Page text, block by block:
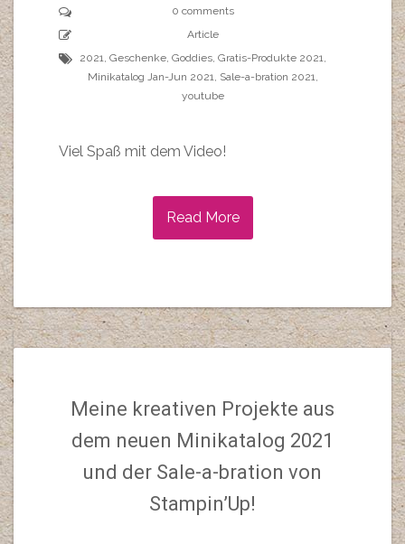
0 comments
Article
2021 Geschenke, Goddies, Gratis-Produkte 2021
Minikatalog Jan-Jun 2021
Sale-a-bration 2021
youtube
Viel Spaß mit dem Video!
Read More
Meine kreativen Projekte aus
dem neuen Minikatalog 2021
und der Sale-a-bration von
Stampin’Up!